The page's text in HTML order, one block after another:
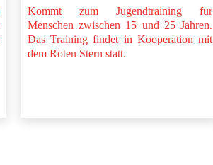
Kommt zum Jugendtraining für
Menschen zwischen 15 und 25 Jahren.
Das Training findet in Kooperation mit
dem Roten Stern statt.